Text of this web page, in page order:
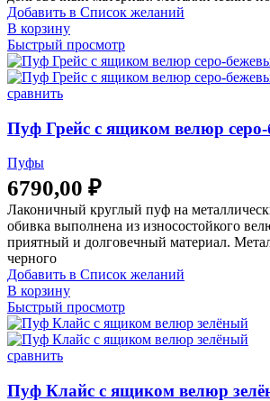
Добавить в Список желаний
В корзину
Быстрый просмотр
сравнить
Пуф Грейс с ящиком велюр
Пуфы
6790,00 ₽
Лаконичный круглый пуф на
обивка выполнена из износостойкого
приятный и долговечный материал.
черного
Добавить в Список желаний
В корзину
Быстрый просмотр
сравнить
Пуф Клайс с ящиком велюр